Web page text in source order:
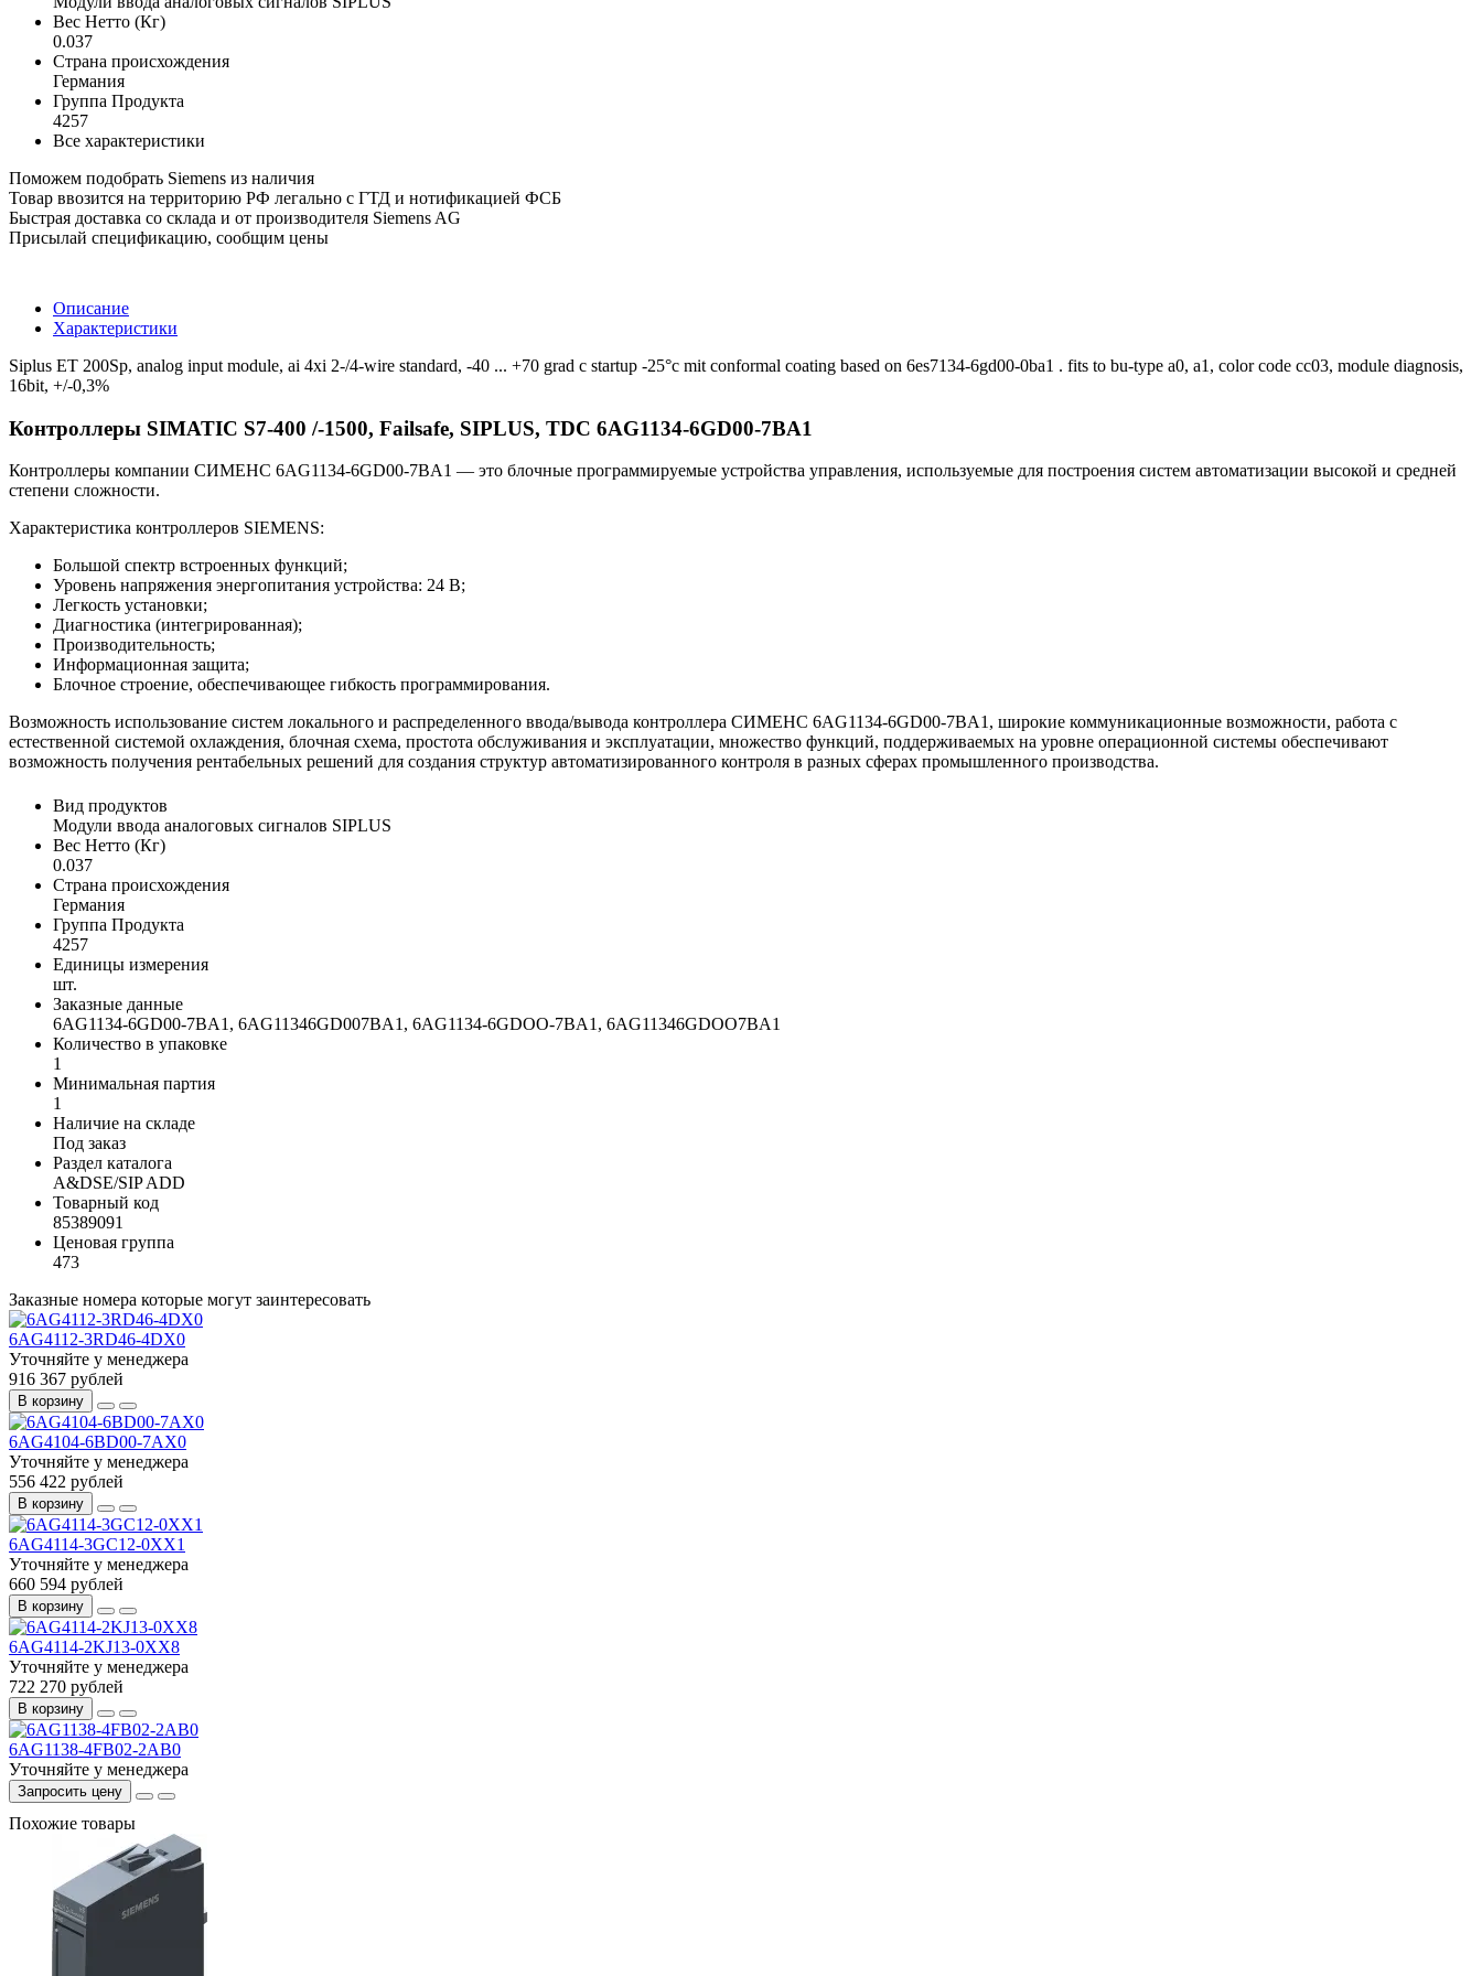
Вес Нетто (Кг)
0.037
Страна происхождения
Германия
Группа Продукта
4257
Все характеристики
Поможем подобрать Siemens из наличия
Товар ввозится на территорию РФ легально с ГТД и нотификацией ФСБ
Быстрая доставка со склада и от производителя Siemens AG
Присылай спецификацию, сообщим цены
Описание
Характеристики
Siplus ET 200Sp, analog input module, ai 4xi 2-/4-wire standard, -40 ... +70 grad c startup -25°c mit conformal coating based on 6es7134-6gd00-0ba1 . fits to bu-type a0, a1, color code cc03, module diagnosis,
16bit, +/-0,3%
Контроллеры SIMATIC S7-400 /-1500, Failsafe, SIPLUS, TDC 6AG1134-6GD00-7BA1
Контроллеры компании СИМЕНС 6AG1134-6GD00-7BA1 — это блочные программируемые устройства управления, используемые для построения систем автоматизации высокой и средней
степени сложности.
Характеристика контроллеров SIEMENS:
Большой спектр встроенных функций;
Уровень напряжения энергопитания устройства: 24 В;
Легкость установки;
Диагностика (интегрированная);
Производительность;
Информационная защита;
Блочное строение, обеспечивающее гибкость программирования.
Возможность использование систем локального и распределенного ввода/вывода контроллера СИМЕНС 6AG1134-6GD00-7BA1, широкие коммуникационные возможности, работа с
естественной системой охлаждения, блочная схема, простота обслуживания и эксплуатации, множество функций, поддерживаемых на уровне операционной системы обеспечивают
возможность получения рентабельных решений для создания структур автоматизированного контроля в разных сферах промышленного производства.
Вид продуктов
Модули ввода аналоговых сигналов SIPLUS
Вес Нетто (Кг)
0.037
Страна происхождения
Германия
Группа Продукта
4257
Единицы измерения
шт.
Заказные данные
6AG1134-6GD00-7BA1, 6AG11346GD007BA1, 6AG1134-6GDOO-7BA1, 6AG11346GDOO7BA1
Количество в упаковке
1
Минимальная партия
1
Наличие на складе
Под заказ
Раздел каталога
A&DSE/SIP ADD
Товарный код
85389091
Ценовая группа
473
Заказные номера которые могут заинтересовать
6AG4112-3RD46-4DX0
Уточняйте у менеджера
916 367 рублей
В корзину
6AG4104-6BD00-7AX0
Уточняйте у менеджера
556 422 рублей
В корзину
6AG4114-3GC12-0XX1
Уточняйте у менеджера
660 594 рублей
В корзину
6AG4114-2KJ13-0XX8
Уточняйте у менеджера
722 270 рублей
В корзину
6AG1138-4FB02-2AB0
Уточняйте у менеджера
Запросить цену
Похожие товары